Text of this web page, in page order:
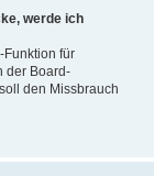
werde ich
Funktion für
der Board-
den Missbrauch